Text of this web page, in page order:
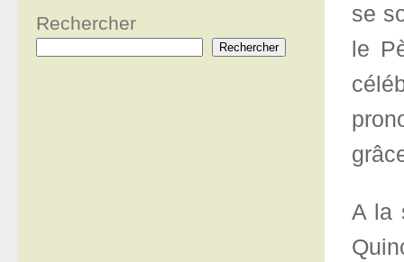
se
le
A la
Rechercher
Rechercher